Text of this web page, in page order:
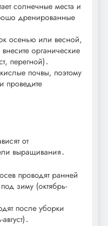
солнечные места и
дренированные
осенью или весной,
органические
перегной)․
почвы, поэтому
проведите
от
выращивания․
проводят ранней
зиму (октябрь-
после уборки